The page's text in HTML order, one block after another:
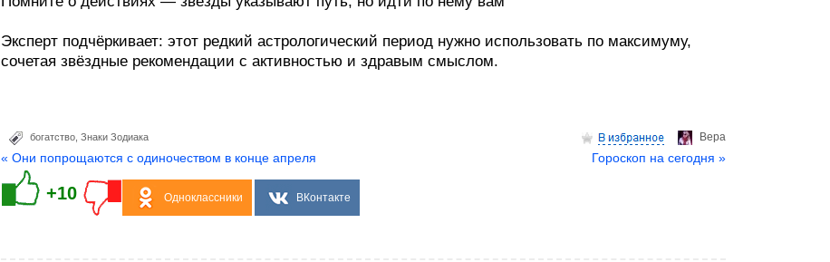
Эксперт подчёркивает: этот редкий астрологический период нужно использовать по максимуму,
сочетая звёздные рекомендации с активностью и здравым смыслом.
Верa
богатство Знаки Зодиака
« Они попрощаются с одиночеством в конце апреля Гороскоп на сегодня »
+10 Одноклассники ВКонтакте